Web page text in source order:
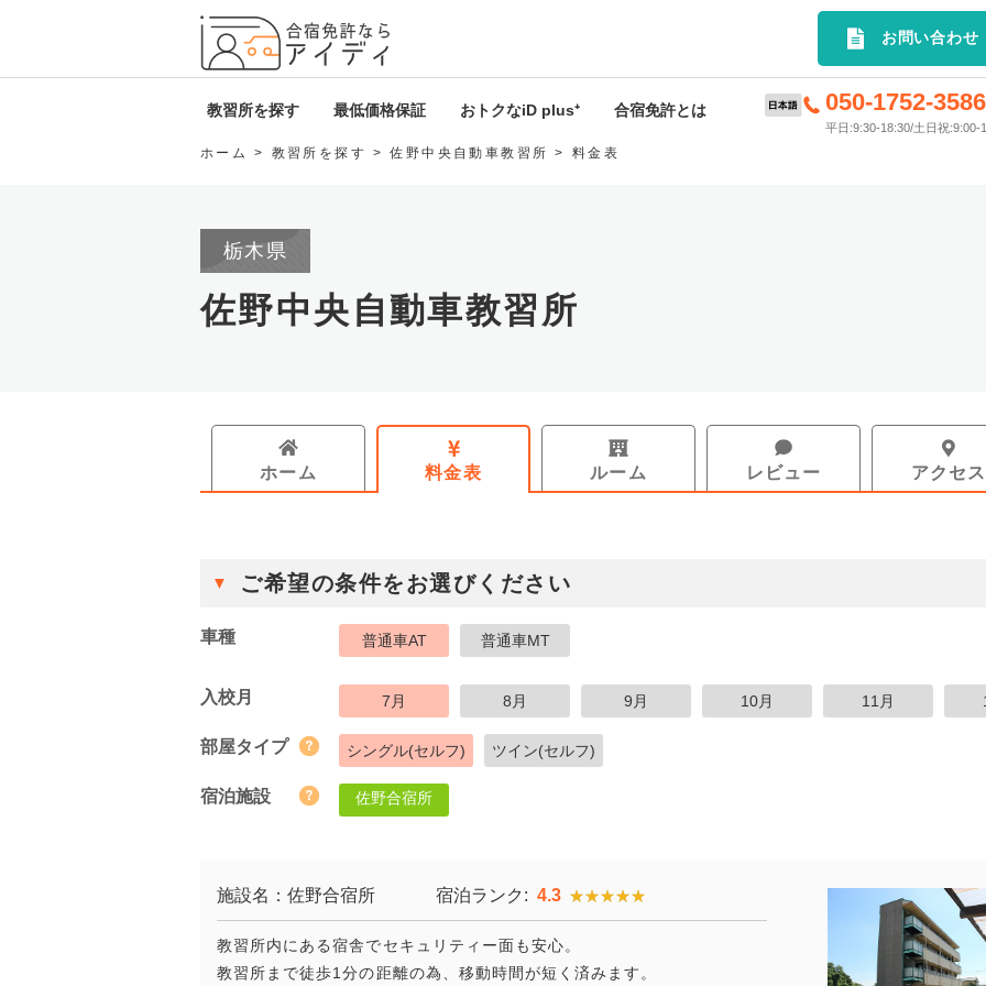
全国厳選の合宿免許プランを簡単検索｜
お問い合わせ
教習所を探す
北海道・東北
東海
中国・四国
九州・沖縄
最低価格保証 おトクなiD plus⁺
iD plus⁺特典
免許応援キャンペーン
合宿免許とは
お支払いについて
050-1752-3586
平日:9:30-18:30/土日祝:9:00-
ホーム 教習所を探す 佐野中央自動車教習所 料金表
栃木県
佐野中央自動車教習所
ホーム 料金表 ルーム レビュー アクセス
ご希望の条件をお選びください
車種 普通車AT 普通車MT
入校月 7月 8月 9月 10月 11月
部屋タイプ シングル(セルフ) ツイン(セルフ)
宿泊施設 佐野合宿所
施設名：佐野合宿所 宿泊ランク: 4.3 ★★★★★
★★★★★
教習所内にある宿舎でセキュリティー面も安心。
教習所まで徒歩1分の距離の為、移動時間が短く済みます。